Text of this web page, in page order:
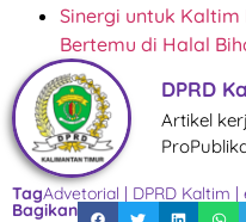
Sinergi untuk Kaltim
Bertemu di Halal
DPRD
Artikel
TagAdvetorial | DPRD Kaltim |
Bagikan